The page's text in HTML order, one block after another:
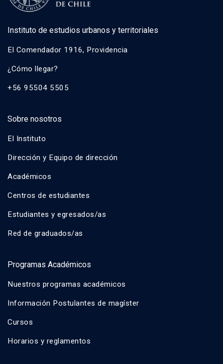
Instituto de estudios urbanos y territoriales
El Comendador 1916, Providencia
¿Cómo llegar?
+56 95504 5505
Sobre nosotros
El Instituto
Dirección y Equipo de dirección
Académicos
Centros de estudiantes
Estudiantes y egresados/as
Red de graduados/as
Programas Académicos
Nuestros programas académicos
Información Postulantes de magíster
Cursos
Horarios y reglamentos